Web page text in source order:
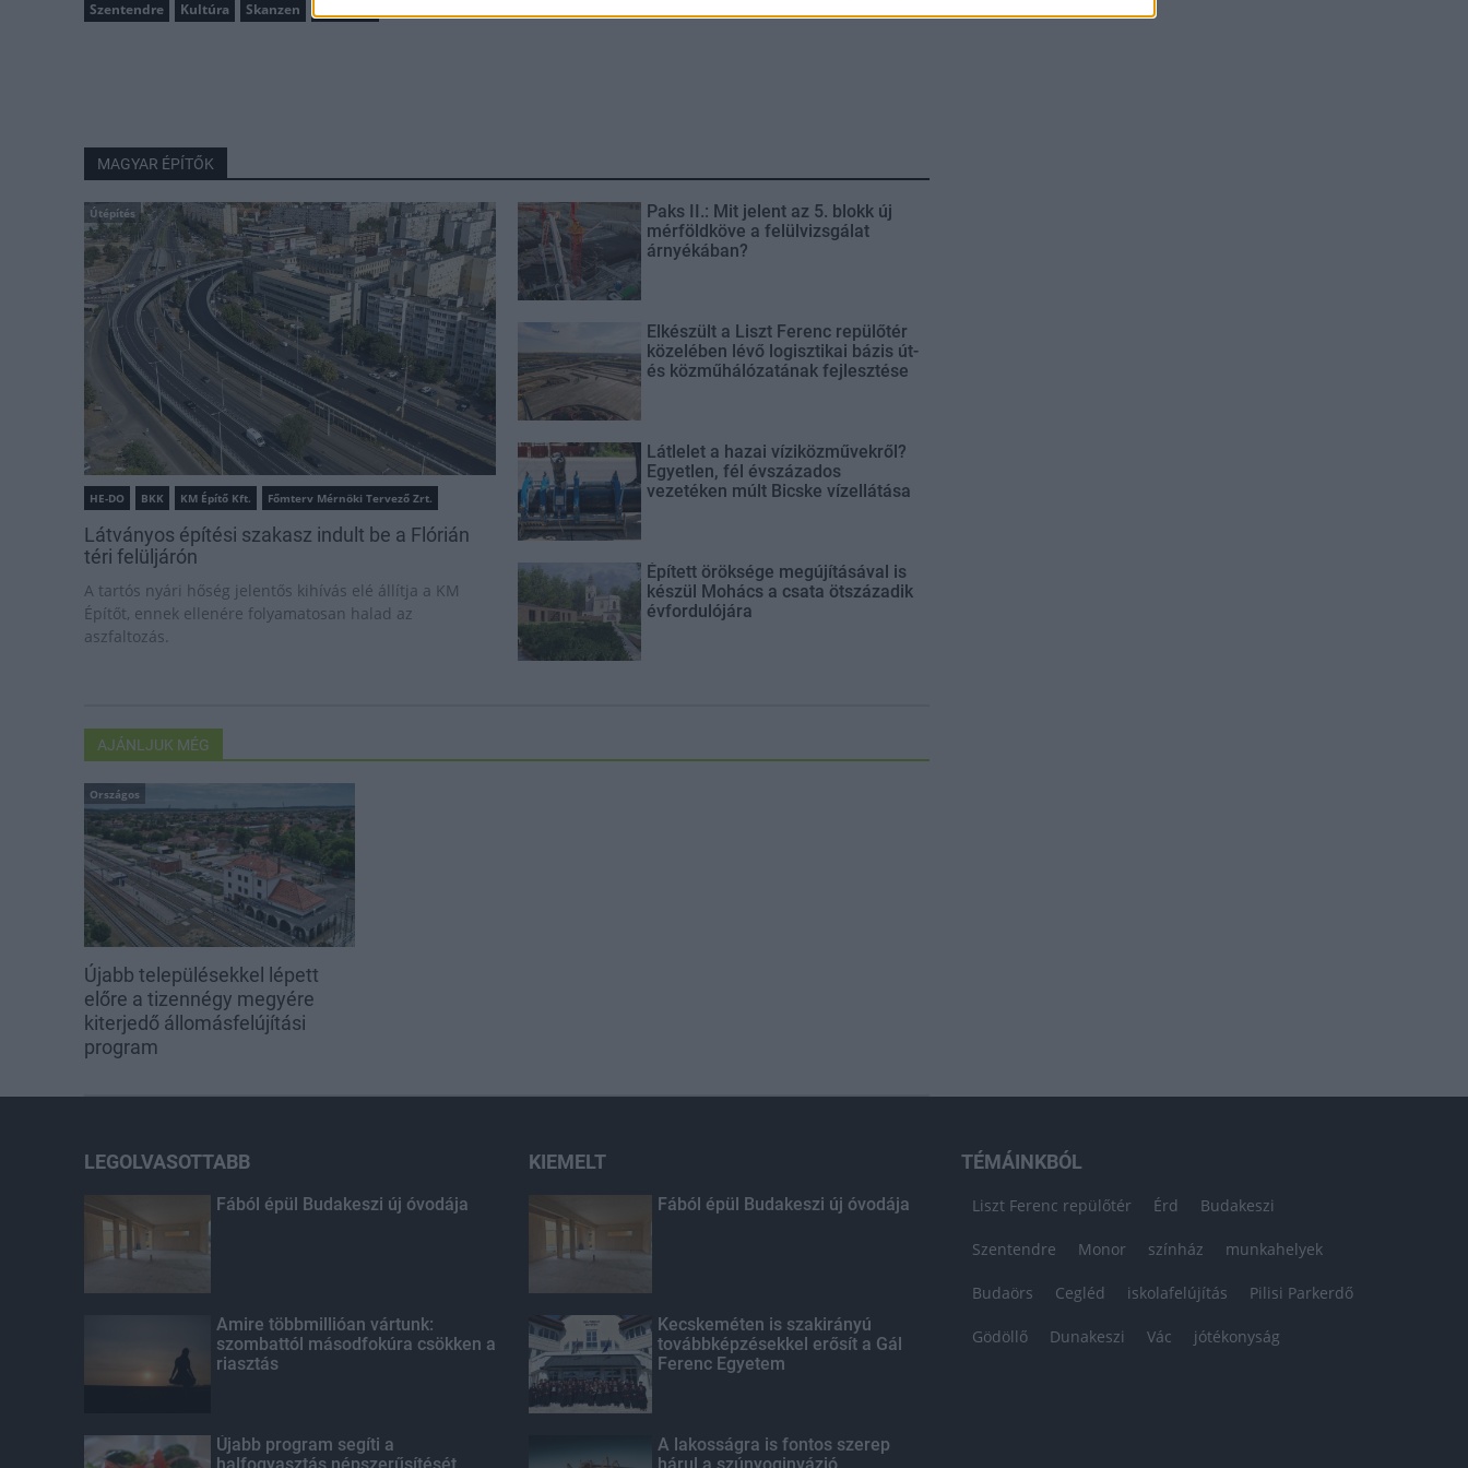
Szentendre Kultúra Skanzen
MAGYAR ÉPÍTŐK
Útépítés
HE-DO BKK KM Építő Kft. Főmterv Mérnöki Tervező Zrt.
Látványos építési szakasz indult be a Flórián
téri felüljárón
A tartós nyári hőség jelentős kihívás elé állítja a KM
Építőt, ennek ellenére folyamatosan halad az
aszfaltozás.
Paks II.: Mit jelent az 5. blokk új
mérföldköve a felülvizsgálat
árnyékában?
Elkészült a Liszt Ferenc repülőtér
közelében lévő logisztikai bázis út-
és közműhálózatának fejlesztése
Látlelet a hazai víziközművekről?
Egyetlen, fél évszázados
vezetéken múlt Bicske vízellátása
Épített öröksége megújításával is
készül Mohács a csata ötszázadik
évfordulójára
AJÁNLJUK MÉG
Országos
Újabb településekkel lépett
előre a tizennégy megyére
kiterjedő állomásfelújítási
program
LEGOLVASOTTABB
Fából épül Budakeszi új óvodája
Amire többmillióan vártunk:
szombattól másodfokúra csökken a
riasztás
Újabb program segíti a
KIEMELT
Fából épül Budakeszi új óvodája
Kecskeméten is szakirányú
továbbképzésekkel erősít a Gál
Ferenc Egyetem
A lakosságra is fontos szerep
TÉMÁINKBÓL
Liszt Ferenc repülőtér Érd Budakeszi
Szentendre Monor színház munkahelyek
Budaörs Cegléd iskolafelújítás Pilisi Parkerdő
Gödöllő Dunakeszi Vác jótékonyság